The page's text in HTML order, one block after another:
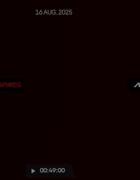
16 AUG. 2025
00:49:00